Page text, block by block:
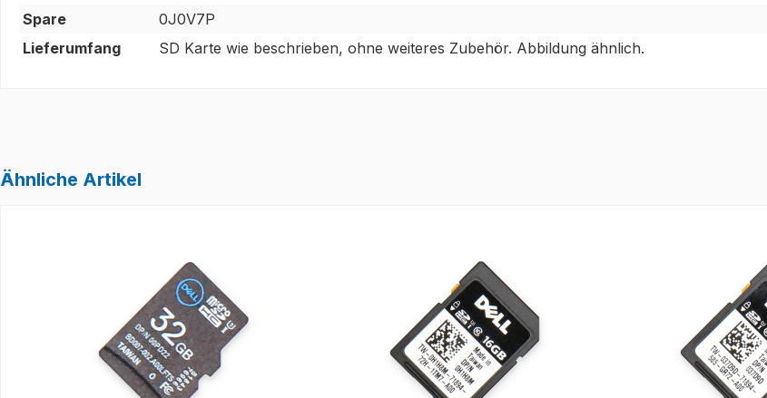
Spare
0J0V7P
Lieferumfang
SD Karte wie beschrieben, ohne weiteres Zubehör. Abbildung ähnlich.
Ähnliche Artikel